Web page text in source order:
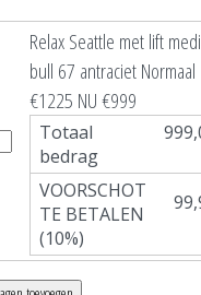
Relax Seattle met lift
bull 67 antraciet Normaal
€1225 NU €999
Totaal
bedrag
VOORSCHOT
TE BETALEN
(10%)